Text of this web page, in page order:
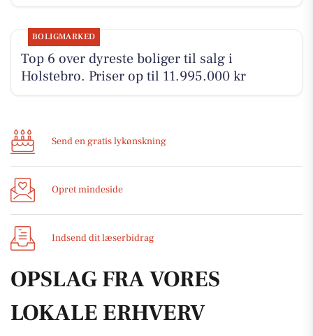
BOLIGMARKED
Top 6 over dyreste boliger til salg i
Holstebro. Priser op til 11.995.000 kr
Send en gratis lykønskning
Opret mindeside
Indsend dit læserbidrag
OPSLAG FRA VORES
LOKALE ERHVERV